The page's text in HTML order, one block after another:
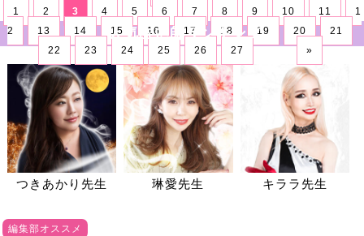
1
2 3 4 5 6 7 8 9 10 11
1
2
13 14 15 16 17 18 19 20
21
22
23 24 25 26 27 »
人気占い師ランキング
つきあかり先生 琳愛先生 キララ先生
編集部オススメ